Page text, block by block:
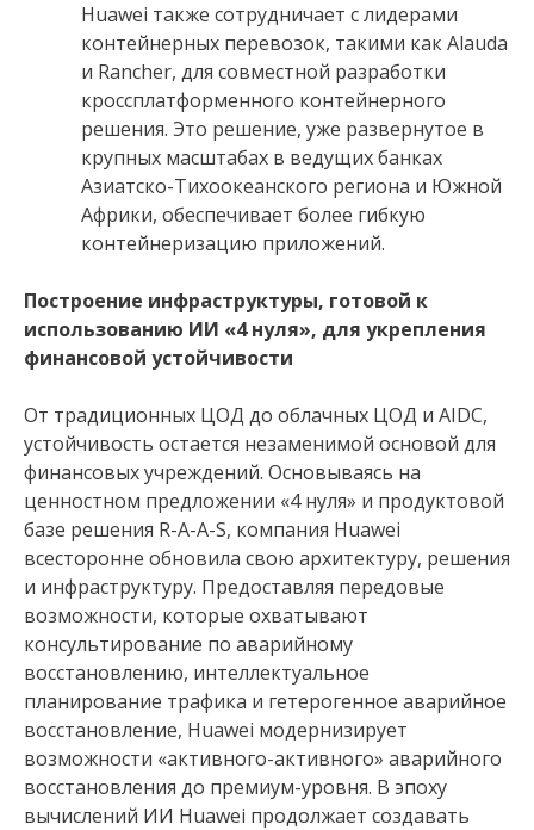
Huawei также сотрудничает с лидерами
контейнерных перевозок, такими как Alauda
и Rancher, для совместной разработки
кроссплатформенного контейнерного
решения. Это решение, уже развернутое в
крупных масштабах в ведущих банках
Азиатско-Тихоокеанского региона и Южной
Африки, обеспечивает более гибкую
контейнеризацию приложений.
Построение инфраструктуры, готовой к
использованию ИИ «4 нуля», для укрепления
финансовой устойчивости
От традиционных ЦОД до облачных ЦОД и AIDC,
устойчивость остается незаменимой основой для
финансовых учреждений. Основываясь на
ценностном предложении «4 нуля» и продуктовой
базе решения R-A-A-S, компания Huawei
всесторонне обновила свою архитектуру, решения
и инфраструктуру. Предоставляя передовые
возможности, которые охватывают
консультирование по аварийному
восстановлению, интеллектуальное
планирование трафика и гетерогенное аварийное
восстановление, Huawei модернизирует
возможности «активного-активного» аварийного
восстановления до премиум-уровня. В эпоху
вычислений ИИ Huawei продолжает создавать